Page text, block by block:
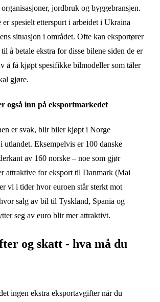
jordbruk og byggebransjen.
er spesielt etterspurt i arbeidet i Ukraina
situasjon i området. Ofte kan eksportører
å betale ekstra for disse bilene siden de er
å få kjøpt spesifikke bilmodeller som tåler
gjøre.
også inn på eksportmarkedet
er svak, blir biler kjøpt i Norge
Eksempelvis er 100 danske
av 160 norske – noe som gjør
attraktive for eksport til Danmark (Mai
vi i tider hvor euroen står sterkt mot
salg av bil til Tyskland, Spania og
seg av euro blir mer attraktivt.
og skatt - hva må du
ingen ekstra eksportavgifter når du